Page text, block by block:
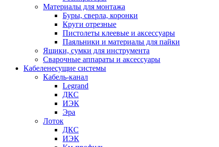
Материалы для монтажа
Буры, сверла, коронки
Круги отрезные
Пистолеты клеевые и аксессуары
Паяльники и материалы для пайки
Ящики, сумки для инструмента
Сварочные аппараты и аксессуары
Кабеленесущие системы
Кабель-канал
Legrand
ДКС
ИЭК
Эра
Лоток
ДКС
ИЭК